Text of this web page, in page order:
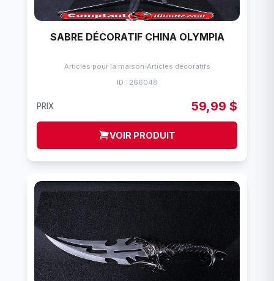
SABRE DÉCORATIF CHINA OLYMPIA
Articles pour la maison/Articles décoratifs
ID : 266048
PRIX 59,99 $
VOIR PRODUIT